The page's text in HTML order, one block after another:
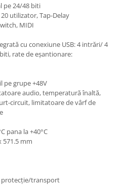
pe 24/48 biti
utilizator, Tap-Delay
MIDI
cu conexiune USB: 4 intrări/ 4
rate de eșantionare:
grupe +48V
audio, temperatură înaltă,
circuit, limitatoare de vârf de
pana la +40°C
571.5 mm
protecție/transport